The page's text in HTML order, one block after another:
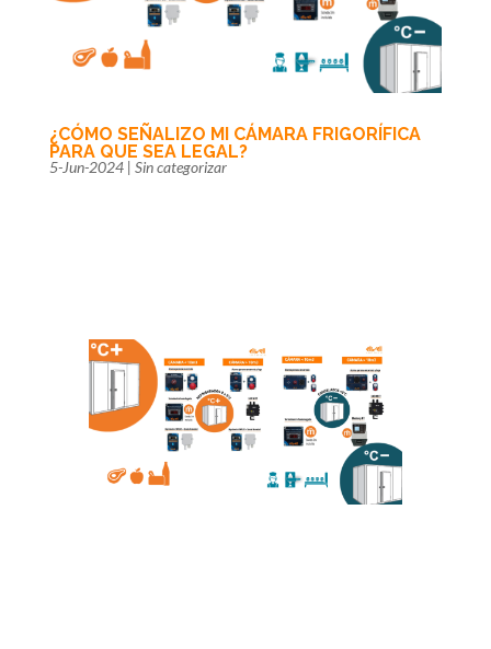
¿CÓMO SEÑALIZO MI CÁMARA FRIGORÍFICA
PARA QUE SEA LEGAL?
5-Jun-2024| Sin categorizar